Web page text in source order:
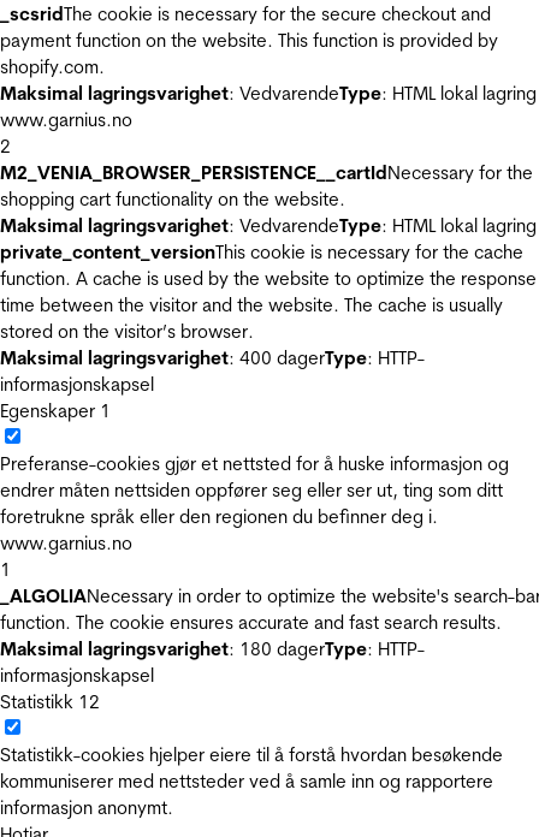
_scsridThe cookie is necessary for the secure checkout and
payment function on the website. This function is provided by
shopify.com.
Maksimal lagringsvarighet: VedvarendeType: HTML lokal lagring
www.garnius.no
2
M2_VENIA_BROWSER_PERSISTENCE__cartIdNecessary for the
shopping cart functionality on the website.
Maksimal lagringsvarighet: VedvarendeType: HTML lokal lagring
private_content_versionThis cookie is necessary for the cache
function. A cache is used by the website to optimize the response
time between the visitor and the website. The cache is usually
stored on the visitor’s browser.
Maksimal lagringsvarighet: 400 dagerType: HTTP-
informasjonskapsel
Egenskaper 1
Preferanse-cookies gjør et nettsted for å huske informasjon og
endrer måten nettsiden oppfører seg eller ser ut, ting som ditt
foretrukne språk eller den regionen du befinner deg i.
www.garnius.no
1
_ALGOLIANecessary in order to optimize the website's search-
function. The cookie ensures accurate and fast search results.
Maksimal lagringsvarighet: 180 dagerType: HTTP-
informasjonskapsel
Statistikk 12
Statistikk-cookies hjelper eiere til å forstå hvordan besøkende
kommuniserer med nettsteder ved å samle inn og rapportere
informasjon anonymt.